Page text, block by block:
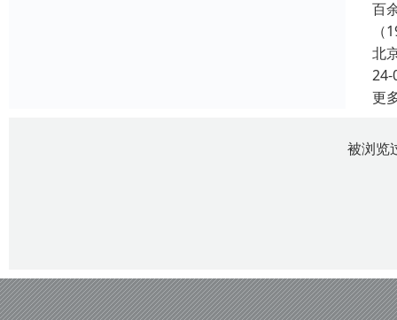
百
北
24-
更
被浏览